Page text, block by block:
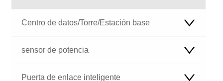
Centro de datos/Torre/Estación base
sensor de potencia
Puerta de enlace inteligente